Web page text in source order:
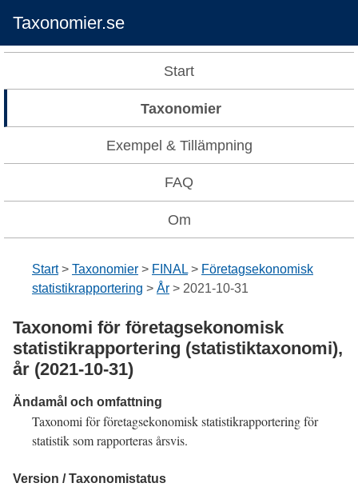
Taxonomier.se
Start
Taxonomier
Exempel & Tillämpning
FAQ
Om
Start Taxonomier FINAL
Företagsekonomisk
statistikrapportering
År 2021-10-31
Taxonomi för företagsekonomisk
statistikrapportering (statistiktaxonomi),
år (2021-10-31)
Ändamål och omfattning
Taxonomi för företagsekonomisk statistikrapportering för
statistik som rapporteras årsvis.
Version / Taxonomistatus